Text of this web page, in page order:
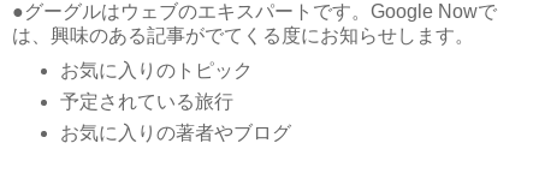
●グーグルはウェブのエキスパートです。Google Nowで
は、興味のある記事がでてくる度にお知らせします。
お気に入りのトピック
予定されている旅行
お気に入りの著者やブログ